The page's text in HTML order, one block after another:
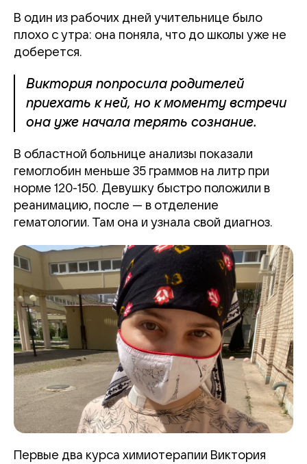
В один из рабочих дней учительнице было
плохо с утра: она поняла, что до школы уже не
доберется.
Виктория попросила родителей
приехать к ней, но к моменту встречи
она уже начала терять сознание.
В областной больнице анализы показали
гемоглобин меньше 35 граммов на литр при
норме 120-150. Девушку быстро положили в
реанимацию, после — в отделение
гематологии. Там она и узнала свой диагноз.
Первые два курса химиотерапии Виктория